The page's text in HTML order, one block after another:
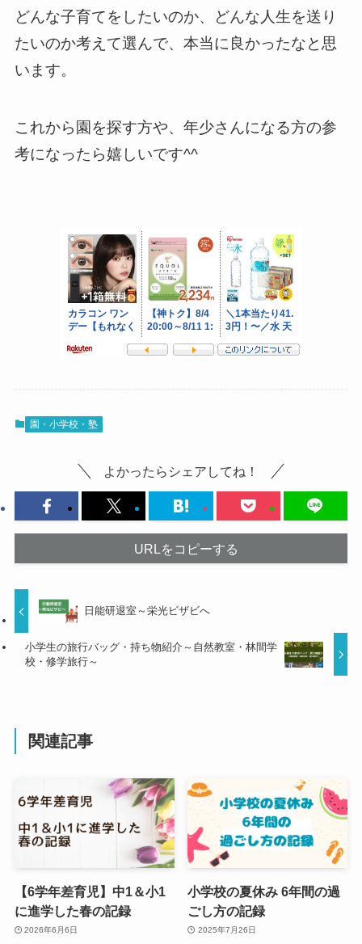
どんな子育てをしたいのか、どんな人生を送り
たいのか考えて選んで、本当に良かったなと思
います。
これから園を探す方や、年少さんになる方の参
考になったら嬉しいです^^
園・小学校・塾
よかったらシェアしてね！
URLをコピーする
日能研退室～栄光ビザビへ
小学生の旅行バッグ・持ち物紹介～自然教室・林間学
校・修学旅行～
関連記事
【6学年差育児】中1＆小1
に進学した春の記録
2026年6月6日
小学校の夏休み 6年間の過
ごし方の記録
2025年7月26日